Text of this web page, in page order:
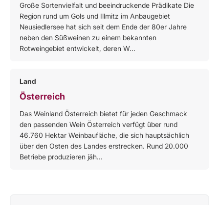
Große Sortenvielfalt und beeindruckende Prädikate Die
Region rund um Gols und Illmitz im Anbaugebiet
Neusiedlersee hat sich seit dem Ende der 80er Jahre
neben den Süßweinen zu einem bekannten
Rotweingebiet entwickelt, deren W...
Land
Österreich
Das Weinland Österreich bietet für jeden Geschmack
den passenden Wein Österreich verfügt über rund
46.760 Hektar Weinbaufläche, die sich hauptsächlich
über den Osten des Landes erstrecken. Rund 20.000
Betriebe produzieren jäh...